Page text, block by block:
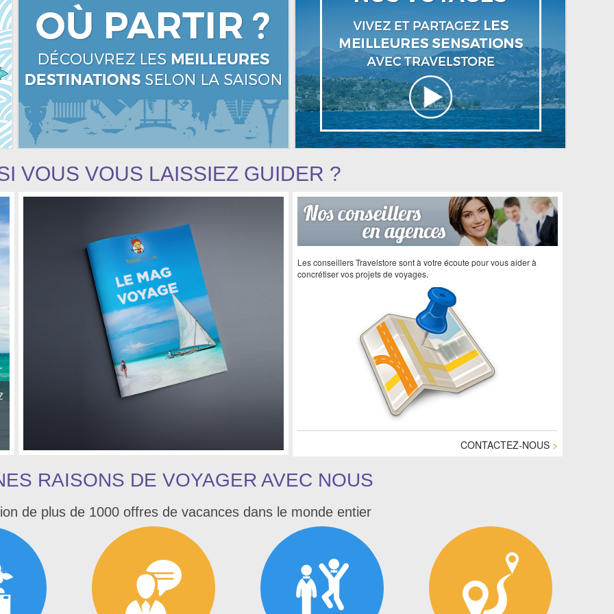
VOUS VOUS LAISSIEZ GUIDER ?
Les conseillers Travelstore sont à votre écoute pour vous aider à
concrétiser vos projets de voyages.
CONTACTEZ-NOUS >
RAISONS DE VOYAGER AVEC NOUS
de plus de 1000 offres de vacances dans le monde entier